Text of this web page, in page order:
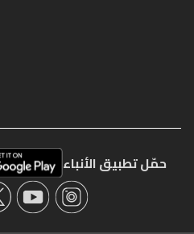
حمّل تطبيق الأنباء